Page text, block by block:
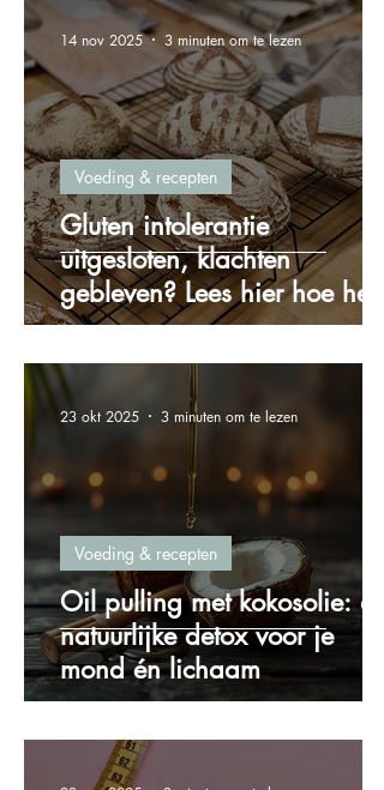
Gluten intolerantie
uitgesloten, klachten
gebleven? Lees hier hoe het
zit!
Voeding & recepten
14 nov 2025 3 minuten om te lezen
Oil pulling met kokosolie: de
natuurlijke detox voor je
mond én lichaam
Voeding & recepten
23 okt 2025 3 minuten om te lezen